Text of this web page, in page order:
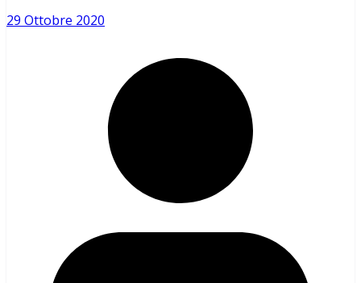
29 Ottobre 2020